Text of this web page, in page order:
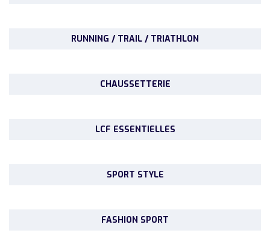
RUNNING / TRAIL / TRIATHLON
CHAUSSETTERIE
LCF ESSENTIELLES
SPORT STYLE
FASHION SPORT